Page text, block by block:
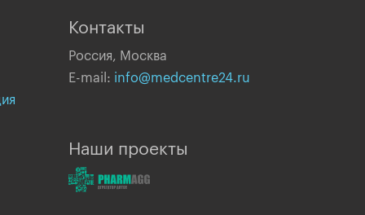
Контакты
Россия, Москва
E-mail: info@medcentre24.ru
Наши проекты